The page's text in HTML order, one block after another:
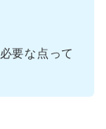
要な点って